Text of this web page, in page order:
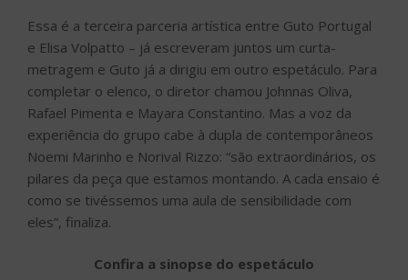
Essa é a terceira parceria artística entre Guto Portugal
e Elisa Volpatto – já escreveram juntos um curta-
metragem e Guto já a dirigiu em outro espetáculo. Para
completar o elenco, o diretor chamou Johnnas Oliva,
Rafael Pimenta e Mayara Constantino. Mas a voz da
experiência do grupo cabe à dupla de contemporâneos
Noemi Marinho e Norival Rizzo: “são extraordinários, os
pilares da peça que estamos montando. A cada ensaio é
como se tivéssemos uma aula de sensibilidade com
eles”, finaliza.
Confira a sinopse do espetáculo